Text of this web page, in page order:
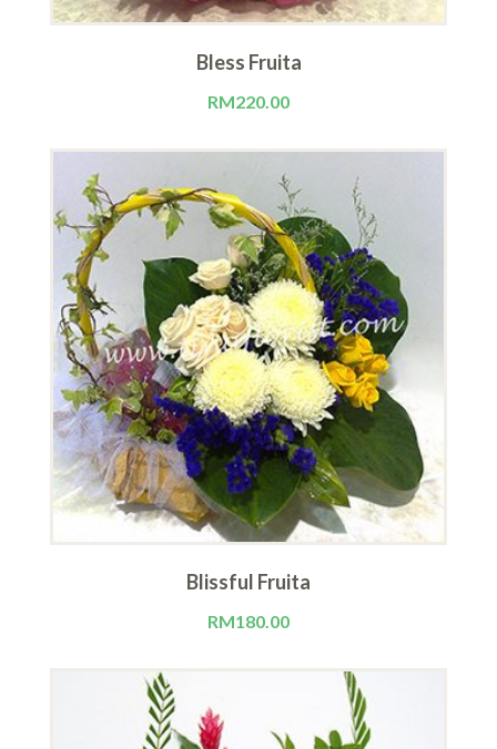
Bless Fruita
RM220.00
Blissful Fruita
RM180.00